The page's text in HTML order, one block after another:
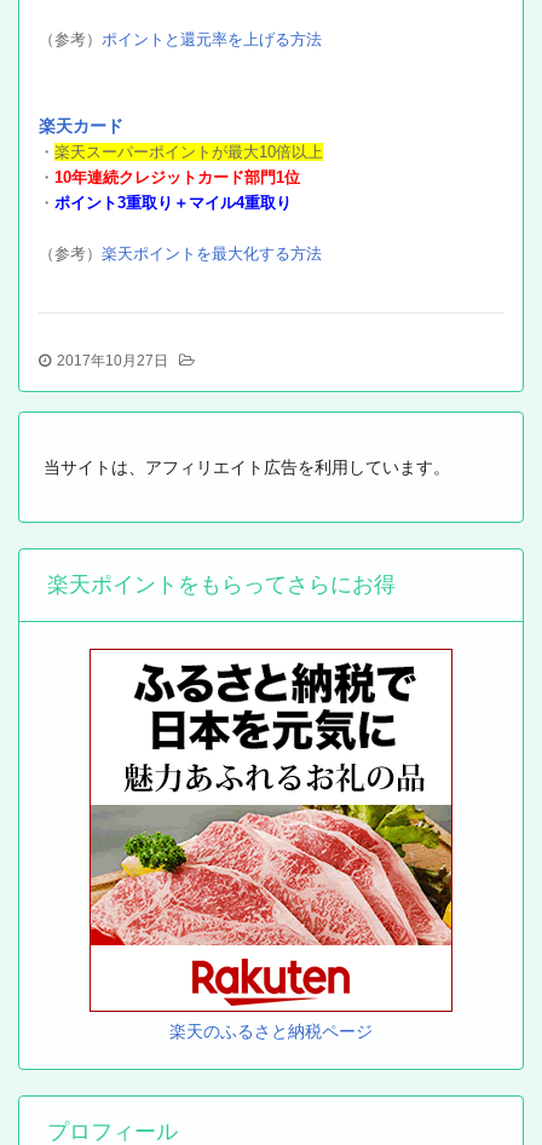
（参考） ポイントと還元率を上げる方法
楽天カード
・ 楽天スーパーポイントが最大10倍以上
・ 10年連続クレジットカード部門1位
・ ポイント3重取り＋マイル4重取り
（参考） 楽天ポイントを最大化する方法
2017年10月27日
当サイトは、アフィリエイト広告を利用しています。
楽天ポイントをもらってさらにお得
楽天のふるさと納税ページ
プロフィール